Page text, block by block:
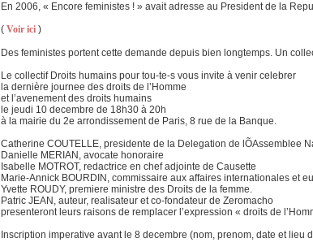
En 2006, « Encore feministes ! » avait adresse au President de la
( Voir ici )
Des feministes portent cette demande depuis bien longtemps. Un
Le collectif Droits humains pour tou-te-s vous invite à venir celebrer
la dernière journee des droits de l’Homme
et l’avenement des droits humains
le jeudi 10 decembre de 18h30 à 20h
à la mairie du 2e arrondissement de Paris, 8 rue de la Banque.
Catherine COUTELLE, presidente de la Delegation de lÕAssemblee
Danielle MERIAN, avocate honoraire
Isabelle MOTROT, redactrice en chef adjointe de Causette
Marie-Annick BOURDIN, commissaire aux affaires internationales et
Yvette ROUDY, premiere ministre des Droits de la femme.
Patric JEAN, auteur, realisateur et co-fondateur de Zeromacho
presenteront leurs raisons de remplacer l’expression « droits de
Inscription imperative avant le 8 decembre (nom, prenom, date et